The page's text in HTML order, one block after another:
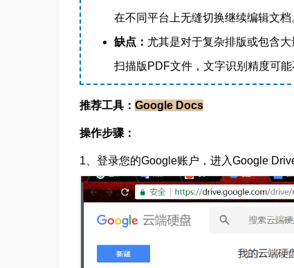
在不同平台上无缝切换继续编辑文档
缺点： 尤其是对于复杂排版或包含
扫描版PDF文件，文字识别精度可能
推荐工具： Google Docs
操作步骤：
1、登录您的Google账户，进入Google